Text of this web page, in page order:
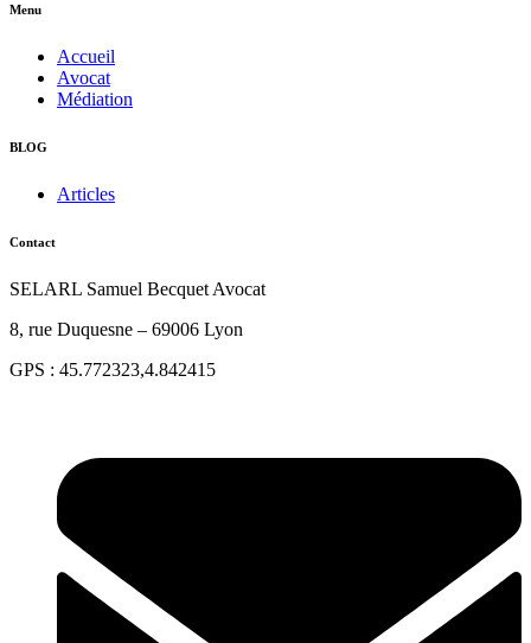
Menu
Accueil
Avocat
Médiation
BLOG
Articles
Contact
SELARL Samuel Becquet Avocat
8, rue Duquesne – 69006 Lyon
GPS : 45.772323,4.842415